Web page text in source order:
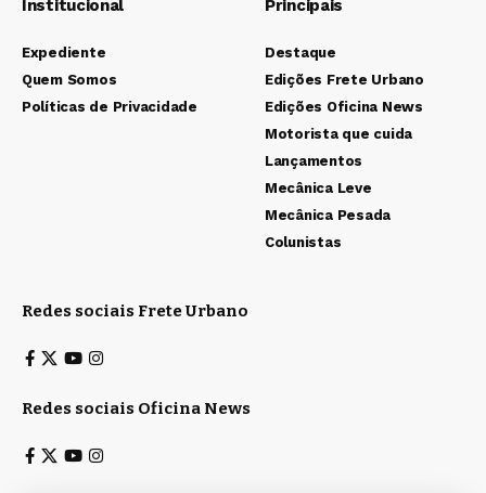
Institucional
Expediente
Quem Somos
Políticas de Privacidade
Principais
Destaque
Edições Frete Urbano
Edições Oficina News
Motorista que cuida
Lançamentos
Mecânica Leve
Mecânica Pesada
Colunistas
Redes sociais Frete Urbano
Redes sociais Oficina News